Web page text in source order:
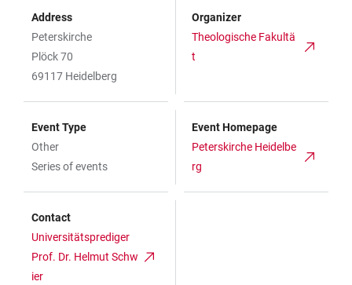
Address
Peterskirche
Plöck 70
69117 Heidelberg
Organizer
Theologische Fakultä
t
Event Type
Other
Series of events
Event Homepage
Peterskirche Heidelbe
rg
Contact
Universitätsprediger
Prof. Dr. Helmut Schw
ier